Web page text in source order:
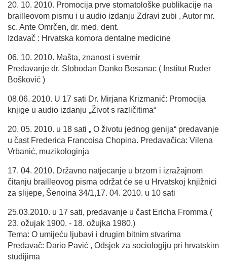
20. 10. 2010. Promocija prve stomatološke publikacije na
brailleovom pismu i u audio izdanju Zdravi zubi , Autor mr.
sc. Ante Omrčen, dr. med. dent.
Izdavač : Hrvatska komora dentalne medicine
06. 10. 2010. Mašta, znanost i svemir
Predavanje dr. Slobodan Danko Bosanac ( Institut Ruđer
Bošković )
08.06. 2010. U 17 sati Dr. Mirjana Krizmanić: Promocija
knjige u audio izdanju „Život s različitima“
20. 05. 2010. u 18 sati „ O životu jednog genija“ predavanje
u čast Frederica Francoisa Chopina. Predavačica: Vilena
Vrbanić, muzikologinja
17. 04. 2010. Državno natjecanje u brzom i izražajnom
čitanju brailleovog pisma održat će se u Hrvatskoj knjižnici
za slijepe, Šenoina 34/1,17. 04. 2010. u 10 sati
25.03.2010. u 17 sati, predavanje u čast Ericha Fromma (
23. ožujak 1900. - 18. ožujka 1980.)
Tema: O umijeću ljubavi i drugim bitnim stvarima
Predavač: Dario Pavić , Odsjek za sociologiju pri hrvatskim
studijima